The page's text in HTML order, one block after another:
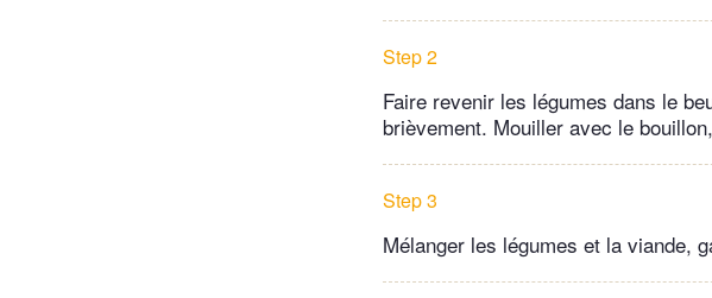
Step 2
Faire revenir les légumes dans le
brièvement. Mouiller avec le
Step 3
Mélanger les légumes et la viande,